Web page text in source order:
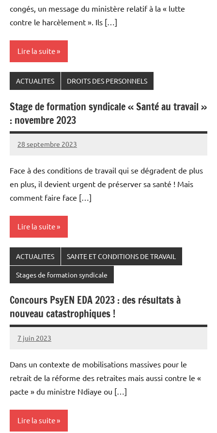
congés, un message du ministère relatif à la « lutte
contre le harcèlement ». Ils […]
Lire la suite
ACTUALITES DROITS DES PERSONNELS
Stage de formation syndicale « Santé au travail »
: novembre 2023
28 septembre 2023
Snudifo44
Face à des conditions de travail qui se dégradent de plus
en plus, il devient urgent de préserver sa santé ! Mais
comment faire face […]
Lire la suite
ACTUALITES SANTE ET CONDITIONS DE TRAVAIL
Stages de formation syndicale
Concours PsyEN EDA 2023 : des résultats à
nouveau catastrophiques !
7 juin 2023
Snudifo44
Dans un contexte de mobilisations massives pour le
retrait de la réforme des retraites mais aussi contre le «
pacte » du ministre Ndiaye ou […]
Lire la suite